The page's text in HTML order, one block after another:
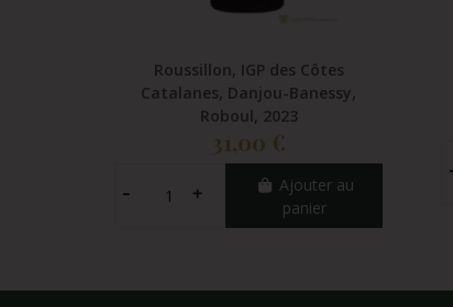
Roussillon, IGP des Côtes
Catalanes, Danjou-Banessy,
Roboul, 2023
31,00 €
Ajouter au
panier